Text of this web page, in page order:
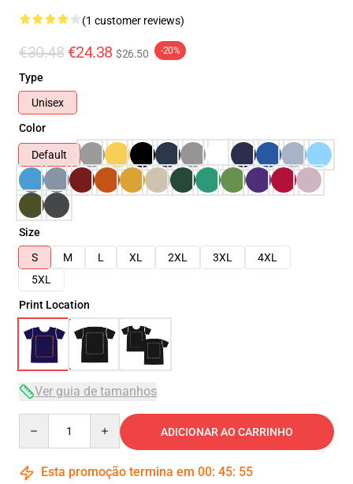
(1 customer reviews)
€30.48 €24.38 $26.50 -20%
Type
Unisex
Color
Default
Size
S
M L XL 2XL 3XL
4XL
5XL
Print Location
Ver guia de tamanhos
ADICIONAR AO CARRINHO
Esta promoção termina em 00: 45: 54